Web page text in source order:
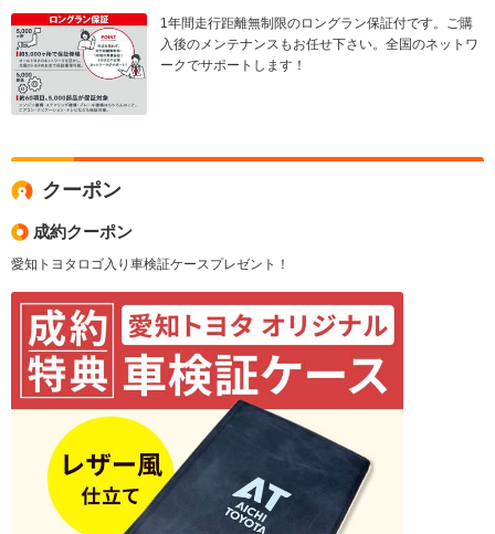
1年間走行距離無制限のロングラン保証付です。ご購
入後のメンテナンスもお任せ下さい。全国のネットワ
ークでサポートします！
クーポン
成約クーポン
愛知トヨタロゴ入り車検証ケースプレゼント！